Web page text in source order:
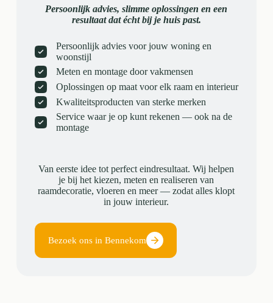
Persoonlijk advies, slimme oplossingen en een
resultaat dat écht bij je huis past.
Persoonlijk advies voor jouw woning en
woonstijl
Meten en montage door vakmensen
Oplossingen op maat voor elk raam en interieur
Kwaliteitsproducten van sterke merken
Service waar je op kunt rekenen — ook na de
montage
Van eerste idee tot perfect eindresultaat. Wij helpen
je bij het kiezen, meten en realiseren van
raamdecoratie, vloeren en meer — zodat alles klopt
in jouw interieur.
Bezoek ons in Bennekom